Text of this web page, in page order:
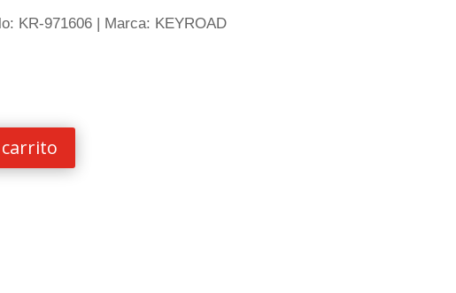
KR-971606 | Marca: KEYROAD